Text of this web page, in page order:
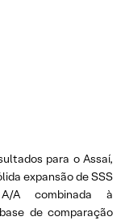
para o Assaí,
expansão de SSS
A combinada à
de comparação